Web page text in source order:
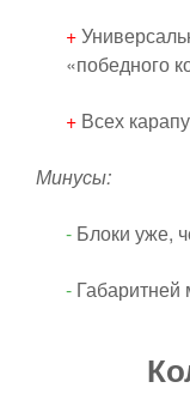
+
«победного
+ Всех
Минусы:
- Блоки уже,
-